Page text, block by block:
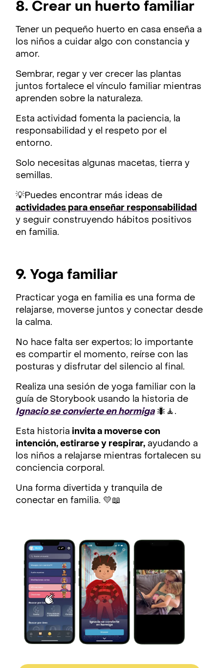
8. Crear un huerto familiar
Tener un pequeño huerto en casa enseña a
los niños a cuidar algo con constancia y
amor.
Sembrar, regar y ver crecer las plantas
juntos fortalece el vínculo familiar mientras
aprenden sobre la naturaleza.
Esta actividad fomenta la paciencia, la
responsabilidad y el respeto por el
entorno.
Solo necesitas algunas macetas, tierra y
semillas.
💡Puedes encontrar más ideas de
actividades para enseñar responsabilidad
y seguir construyendo hábitos positivos
en familia.
9. Yoga familiar
Practicar yoga en familia es una forma de
relajarse, moverse juntos y conectar desde
la calma.
No hace falta ser expertos; lo importante
es compartir el momento, reírse con las
posturas y disfrutar del silencio al final.
Realiza una sesión de yoga familiar con la
guía de Storybook usando la historia de
Ignacio se convierte en hormiga🐜🧘.
Esta historia invita a moverse con
intención, estirarse y respirar, ayudando a
los niños a relajarse mientras fortalecen su
conciencia corporal.
Una forma divertida y tranquila de
conectar en familia. 💛📖